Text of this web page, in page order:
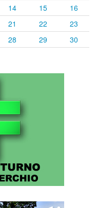
14 15
16
21 22
23
28 29
30